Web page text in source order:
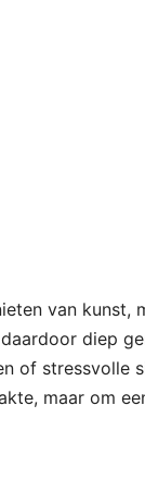
van kunst,
diep
of stressvolle
maar om